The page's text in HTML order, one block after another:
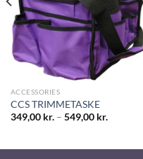
ACCESSORIES
CCS TRIMMETASKE
349,00 kr.– 549,00 kr.